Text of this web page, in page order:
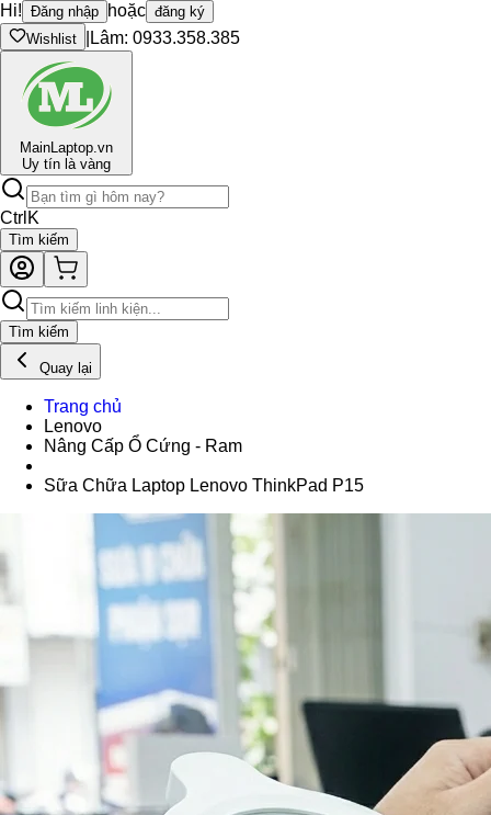
Hi! Đăng nhập hoặc đăng ký
Wishlist
Lâm: 0933.358.385
MainLaptop.vn
Uy tín là vàng
Ctrl K
Tìm kiếm
Tìm kiếm
Quay lại
Trang chủ
Lenovo
Nâng Cấp Ổ Cứng - Ram
Sữa Chữa Laptop Lenovo ThinkPad P15